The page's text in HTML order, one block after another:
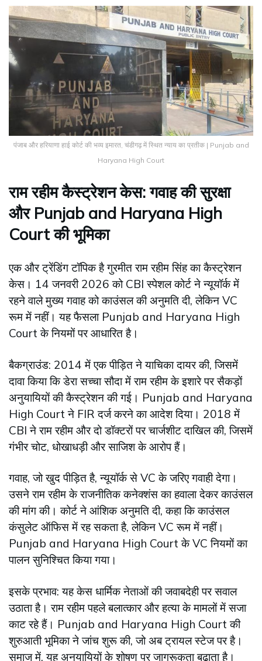
पंजाब और हरियाणा हाई कोर्ट की भव्य इमारत, चंडीगढ़ में स्थित न्याय का प्रतीक | Punjab and
Haryana High Court
राम रहीम कैस्ट्रेशन केस: गवाह की सुरक्षा
और Punjab and Haryana High
Court की भूमिका
एक और ट्रेंडिंग टॉपिक है गुरमीत राम रहीम सिंह का कैस्ट्रेशन
केस। 14 जनवरी 2026 को CBI स्पेशल कोर्ट ने न्यूयॉर्क में
रहने वाले मुख्य गवाह को काउंसल की अनुमति दी, लेकिन VC
रूम में नहीं। यह फैसला Punjab and Haryana High
Court के नियमों पर आधारित है।
बैकग्राउंड: 2014 में एक पीड़ित ने याचिका दायर की, जिसमें
दावा किया कि डेरा सच्चा सौदा में राम रहीम के इशारे पर सैकड़ों
अनुयायियों की कैस्ट्रेशन की गई। Punjab and Haryana
High Court ने FIR दर्ज करने का आदेश दिया। 2018 में
CBI ने राम रहीम और दो डॉक्टरों पर चार्जशीट दाखिल की, जिसमें
गंभीर चोट, धोखाधड़ी और साजिश के आरोप हैं।
गवाह, जो खुद पीड़ित है, न्यूयॉर्क से VC के जरिए गवाही देगा।
उसने राम रहीम के राजनीतिक कनेक्शंस का हवाला देकर काउंसल
की मांग की। कोर्ट ने आंशिक अनुमति दी, कहा कि काउंसल
कंसुलेट ऑफिस में रह सकता है, लेकिन VC रूम में नहीं।
Punjab and Haryana High Court के VC नियमों का
पालन सुनिश्चित किया गया।
इसके प्रभाव: यह केस धार्मिक नेताओं की जवाबदेही पर सवाल
उठाता है। राम रहीम पहले बलात्कार और हत्या के मामलों में सजा
काट रहे हैं। Punjab and Haryana High Court की
शुरुआती भूमिका ने जांच शुरू की, जो अब ट्रायल स्टेज पर है।
समाज में, यह अनुयायियों के शोषण पर जागरूकता बढ़ाता है।